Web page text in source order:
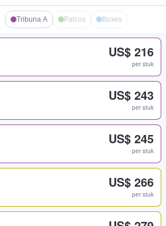
Tribuna A Palcos Boxes
US$ 216
per stuk
US$ 243
per stuk
US$ 245
per stuk
US$ 266
per stuk